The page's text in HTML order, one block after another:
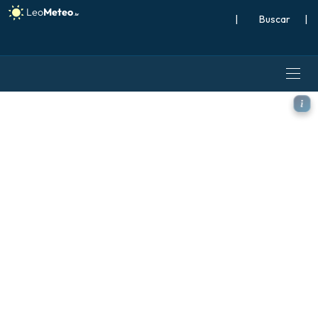
| |
ECMWF IFS 0,25° modelo